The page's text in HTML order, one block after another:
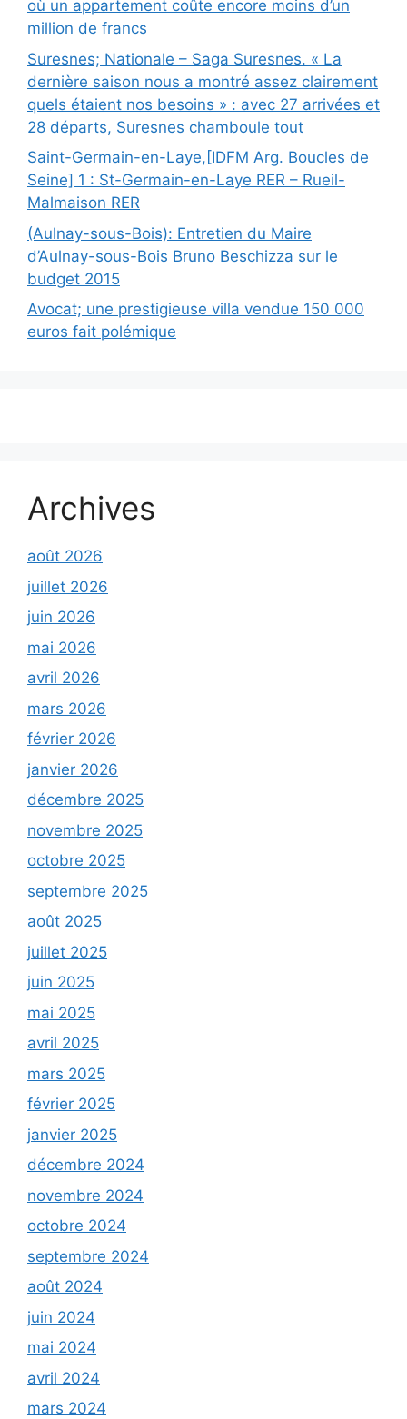
où un appartement coûte encore moins d’un
million de francs
Suresnes; Nationale – Saga Suresnes. « La
dernière saison nous a montré assez clairement
quels étaient nos besoins » : avec 27 arrivées et
28 départs, Suresnes chamboule tout
Saint-Germain-en-Laye,[IDFM Arg. Boucles de
Seine] 1 : St-Germain-en-Laye RER – Rueil-
Malmaison RER
(Aulnay-sous-Bois): Entretien du Maire
d’Aulnay-sous-Bois Bruno Beschizza sur le
budget 2015
Avocat; une prestigieuse villa vendue 150 000
euros fait polémique
Archives
août 2026
juillet 2026
juin 2026
mai 2026
avril 2026
mars 2026
février 2026
janvier 2026
décembre 2025
novembre 2025
octobre 2025
septembre 2025
août 2025
juillet 2025
juin 2025
mai 2025
avril 2025
mars 2025
février 2025
janvier 2025
décembre 2024
novembre 2024
octobre 2024
septembre 2024
août 2024
juin 2024
mai 2024
avril 2024
mars 2024